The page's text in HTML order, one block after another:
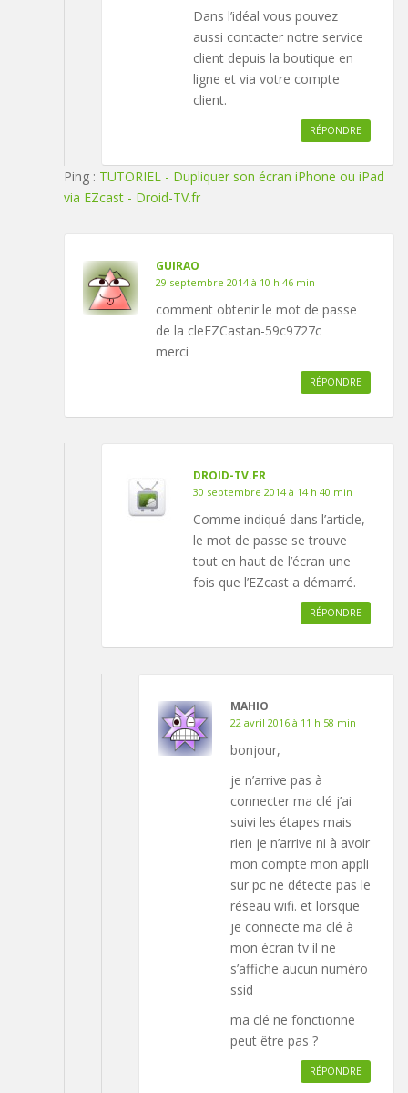
Dans l’idéal vous pouvez
aussi contacter notre service
client depuis la boutique en
ligne et via votre compte
client.
RÉPONDRE
Ping : TUTORIEL - Dupliquer son écran iPhone ou iPad
via EZcast - Droid-TV.fr
GUIRAO
29 septembre 2014 à 10 h 46 min
comment obtenir le mot de passe
de la cleEZCastan-59c9727c
merci
RÉPONDRE
DROID-TV.FR
30 septembre 2014 à 14 h 40 min
Comme indiqué dans l’article,
le mot de passe se trouve
tout en haut de l’écran une
fois que l’EZcast a démarré.
RÉPONDRE
MAHIO
22 avril 2016 à 11 h 58 min
bonjour,
je n’arrive pas à
connecter ma clé j’ai
suivi les étapes mais
rien je n’arrive ni à avoir
mon compte mon appli
sur pc ne détecte pas le
réseau wifi. et lorsque
je connecte ma clé à
mon écran tv il ne
s’affiche aucun numéro
ssid
ma clé ne fonctionne
peut être pas ?
RÉPONDRE